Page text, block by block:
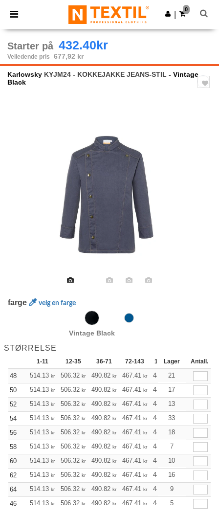
× Ntextil-app
Bedre priser i appen!
Last ned app
0
Starter på 432.40kr
Veiledende pris 677,92 kr
Karlowsky KYJM24 - KOKKEJAKKE JEANS-STIL - Vintage
Black
farge velg en farge
Vintage Black
STØRRELSE
1-11 12-35 36-71 72-143 144-287 288 +
Lager Antall.
48 514.13 kr 506.32 kr 490.82 kr 467.41 kr 443.9921
50
514.13 kr 506.32 kr 490.82 kr 467.41 kr 443.99 kr
17
52
514.13 kr 506.32 kr 490.82 kr 467.41 kr 443.99 kr
13
54
514.13 kr 506.32 kr 490.82 kr 467.41 kr 443.99 kr
33
56
514.13 kr 506.32 kr 490.82 kr 467.41 kr 443.99 kr
18
58
514.13 kr 506.32 kr 490.82 kr 467.41 kr 443.997
60
514.13 kr 506.32 kr 490.82 kr 467.41 kr 443.99 kr
10
62
514.13 kr 506.32 kr 490.82 kr 467.41 kr 443.99 kr
16
64
514.13 kr 506.32 kr 490.82 kr 467.41 kr 443.999
46
514.13 kr 506.32 kr 490.82 kr 467.41 kr 443.995